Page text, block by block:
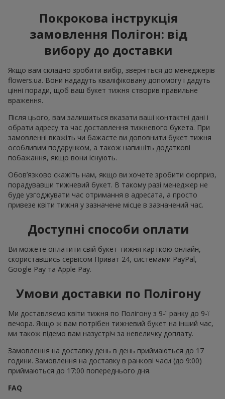
Покрокова інструкція
замовлення Полігон: від
вибору до доставки
Якщо вам складно зробити вибір, зверніться до менеджерів
flowers.ua. Вони нададуть кваліфіковану допомогу і дадуть
цінні поради, щоб ваш букет тижня створив правильне
враження.
Після цього, вам залишиться вказати ваші контактні дані і
обрати адресу та час доставлення тижневого букета. При
замовленні вкажіть чи бажаєте ви доповнити букет тижня
особливим подарунком, а також напишіть додаткові
побажання, якщо вони існують.
Обов’язково скажіть нам, якщо ви хочете зробити сюрприз,
порадувавши тижневий букет. В такому разі менеджер не
буде узгоджувати час отримання в адресата, а просто
привезе квіти тижня у зазначене місце в зазначений час.
Доступні способи оплати
Ви можете оплатити свій букет тижня карткою онлайн,
скориставшись сервісом Приват 24, системами PayPal,
Google Pay та Apple Pay.
Умови доставки по Полігону
Ми доставляємо квіти тижня по Полігону з 9-ї ранку до 9-ї
вечора. Якщо ж вам потрібен тижневий букет на інший час,
ми також підемо вам назустріч за невеличку доплату.
Замовлення на доставку день в день приймаються до 17
години. Замовлення на доставку в ранкові часи (до 9:00)
приймаються до 17:00 попереднього дня.
FAQ